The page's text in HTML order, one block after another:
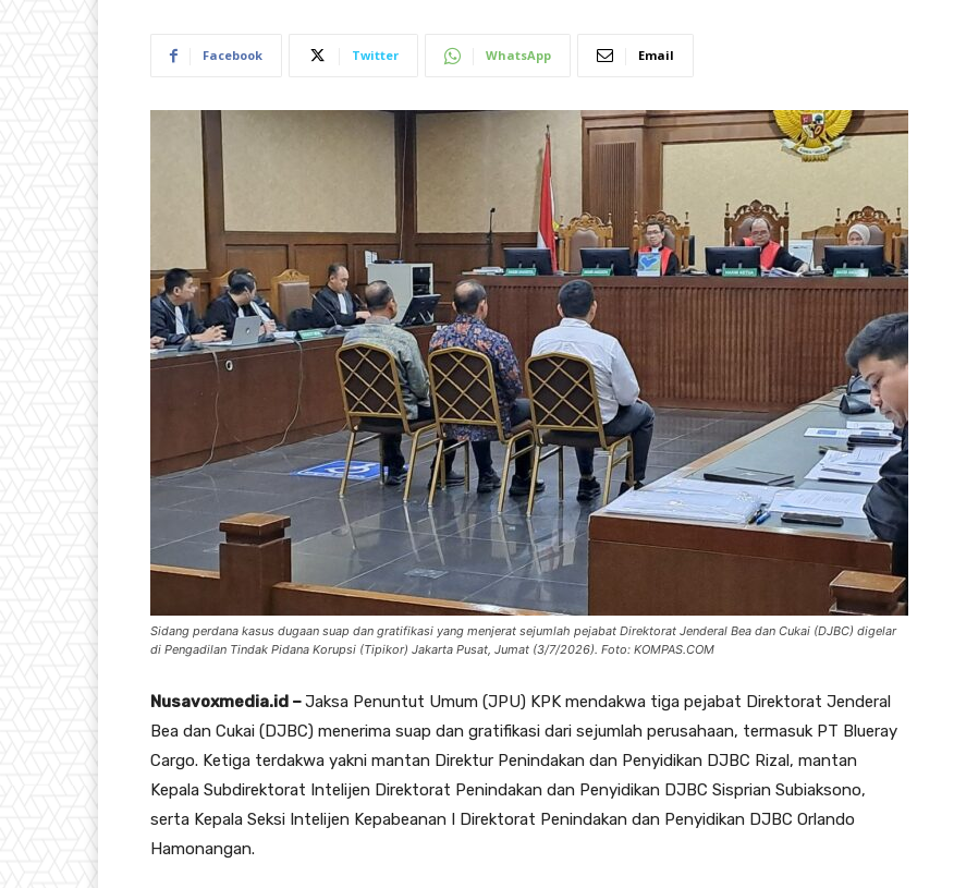
Facebook Twitter WhatsApp Email
Sidang perdana kasus dugaan suap dan gratifikasi yang menjerat sejumlah pejabat Direktorat Jenderal Bea dan Cukai (DJBC) digelar
di Pengadilan Tindak Pidana Korupsi (Tipikor) Jakarta Pusat, Jumat (3/7/2026). Foto: KOMPAS.COM
Nusavoxmedia.id –Jaksa Penuntut Umum (JPU) KPK mendakwa tiga pejabat Direktorat Jenderal
Bea dan Cukai (DJBC) menerima suap dan gratifikasi dari sejumlah perusahaan, termasuk PT Blueray
Cargo. Ketiga terdakwa yakni mantan Direktur Penindakan dan Penyidikan DJBC Rizal, mantan
Kepala Subdirektorat Intelijen Direktorat Penindakan dan Penyidikan DJBC Sisprian Subiaksono,
serta Kepala Seksi Intelijen Kepabeanan I Direktorat Penindakan dan Penyidikan DJBC Orlando
Hamonangan.